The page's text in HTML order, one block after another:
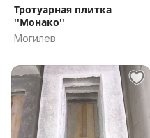
Тротуарная плитка
''Монако''
Могилев